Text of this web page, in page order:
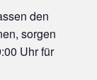
den
sorgen
Uhr für